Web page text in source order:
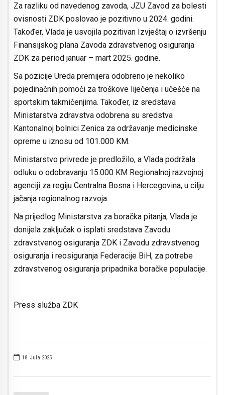
18. Jula 2025
Za razliku od navedenog zavoda, JZU Zavod za bolesti
ovisnosti ZDK poslovao je pozitivno u 2024. godini.
Također, Vlada je usvojila pozitivan Izvještaj o izvršenju
Finansijskog plana Zavoda zdravstvenog osiguranja
ZDK za period januar – mart 2025. godine.
Sa pozicije Ureda premijera odobreno je nekoliko
pojedinačnih pomoći za troškove liječenja i učešće na
sportskim takmičenjima. Također, iz sredstava
Ministarstva zdravstva odobrena su sredstva
Kantonalnoj bolnici Zenica za održavanje medicinske
opreme u iznosu od 101.000 KM.
Ministarstvo privrede je predložilo, a Vlada podržala
odluku o odobravanju 15.000 KM Regionalnoj razvojnoj
agenciji za regiju Centralna Bosna i Hercegovina, u cilju
jačanja regionalnog razvoja.
Na prijedlog Ministarstva za boračka pitanja, Vlada je
donijela zaključak o isplati sredstava Zavodu
zdravstvenog osiguranja ZDK i Zavodu zdravstvenog
osiguranja i reosiguranja Federacije BiH, za potrebe
zdravstvenog osiguranja pripadnika boračke populacije.
Press služba ZDK